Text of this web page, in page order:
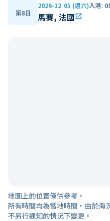
第8日
2026-12-05 (週六)入港:
馬賽, 法國open_in_new
地圖上的位置僅供參考。
所有時間均為當地時間。由於海
不另行通知的情況下變更。